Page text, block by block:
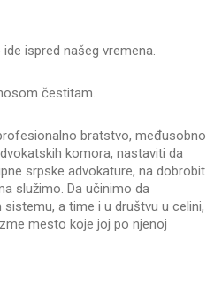
ispred našeg vremena.
čestitam.
bratstvo, međusobno
komora, nastaviti da
srpske advokature, na dobrobit
služimo. Da učinimo da
a time i u društvu u celini,
mesto koje joj po njenoj